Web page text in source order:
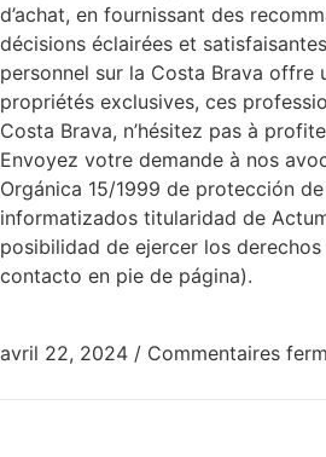
d’achat, en fournissant des
décisions éclairées et
personnel sur la Costa Brava offre
propriétés exclusives, ces
Costa Brava, n’hésitez pas à
Envoyez votre demande à nos
Orgánica 15/1999 de protección
informatizados titularidad de
posibilidad de ejercer los
contacto en pie de página).
avril 22, 2024 / Commentaires